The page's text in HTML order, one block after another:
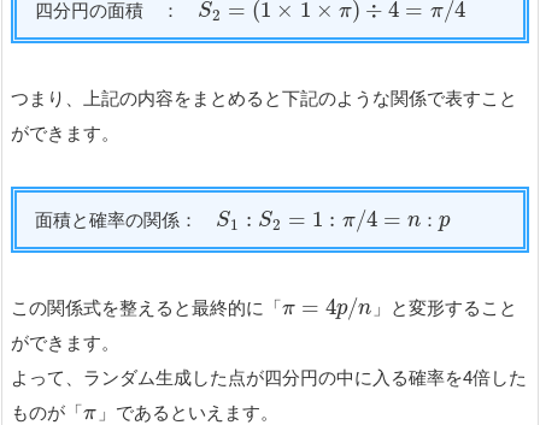
四分円の面積 ： S2 = (1 × 1 × π) ÷ 4 = π/4
つまり、上記の内容をまとめると下記のような関係で表すこと
ができます。
面積と確率の関係： S1 : S2 = 1 : π/4 = n ：p
この関係式を整えると最終的に「π = 4p/n 」と変形すること
ができます。
よって、ランダム生成した点が四分円の中に入る確率を4倍した
ものが「π 」であるといえます。